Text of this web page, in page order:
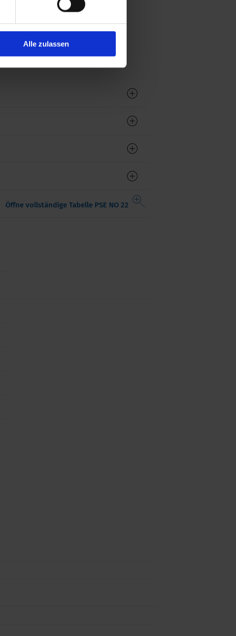
Alle zulassen
Öffne vollständige Tabelle PSE NO 22